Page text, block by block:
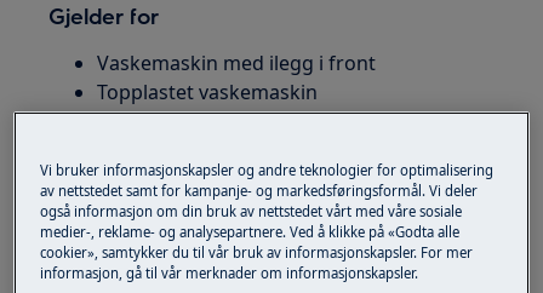
Gjelder for
Vaskemaskin med ilegg i front
Topplastet vaskemaskin
1. Slå av maskinen og rengjør
dreneringspumpen og filteret
Hvis vaskemaskinen pumper kontinuerlig
Vi bruker informasjonskapsler og andre teknologier for optimalisering
av nettstedet samt for kampanje- og markedsføringsformål. Vi deler
også informasjon om din bruk av nettstedet vårt med våre sosiale
medier-, reklame- og analysepartnere. Ved å klikke på «Godta alle
cookier», samtykker du til vår bruk av informasjonskapsler. For mer
informasjon, gå til vår merknader om informasjonskapsler.